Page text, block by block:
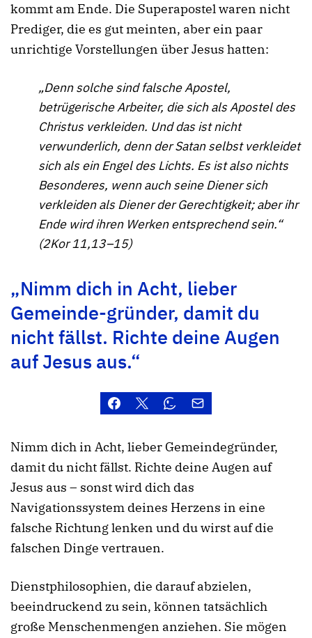
kommt am Ende. Die Superapostel waren nicht
Prediger, die es gut meinten, aber ein paar
unrichtige Vorstellungen über Jesus hatten:
„Denn solche sind falsche Apostel,
betrügerische Arbeiter, die sich als Apostel des
Christus verkleiden. Und das ist nicht
verwunderlich, denn der Satan selbst verkleidet
sich als ein Engel des Lichts. Es ist also nichts
Besonderes, wenn auch seine Diener sich
verkleiden als Diener der Gerechtigkeit; aber ihr
Ende wird ihren Werken entsprechend sein.“
(2Kor 11,13–15)
„Nimm dich in Acht, lieber
Gemeinde-gründer, damit du
nicht fällst. Richte deine Augen
auf Jesus aus.“
Nimm dich in Acht, lieber Gemeindegründer,
damit du nicht fällst. Richte deine Augen auf
Jesus aus – sonst wird dich das
Navigationssystem deines Herzens in eine
falsche Richtung lenken und du wirst auf die
falschen Dinge vertrauen.
Dienstphilosophien, die darauf abzielen,
beeindruckend zu sein, können tatsächlich
große Menschenmengen anziehen. Sie mögen